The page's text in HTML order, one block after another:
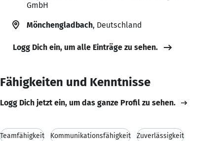
GmbH
Mönchengladbach, Deutschland
Logg Dich ein, um alle Einträge zu sehen.
Fähigkeiten und Kenntnisse
Logg Dich jetzt ein, um das ganze Profil zu sehen.
Teamfähigkeit Kommunikationsfähigkeit Zuverlässigkeit